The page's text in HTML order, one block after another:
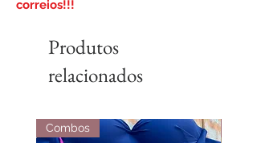
correios!!!
Produtos
relacionados
Combos